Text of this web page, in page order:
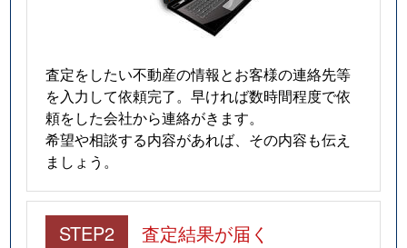
査定をしたい不動産の情報とお客様の連絡先等
を入力して依頼完了。早ければ数時間程度で依
頼をした会社から連絡がきます。
希望や相談する内容があれば、その内容も伝え
ましょう。
STEP2 査定結果が届く